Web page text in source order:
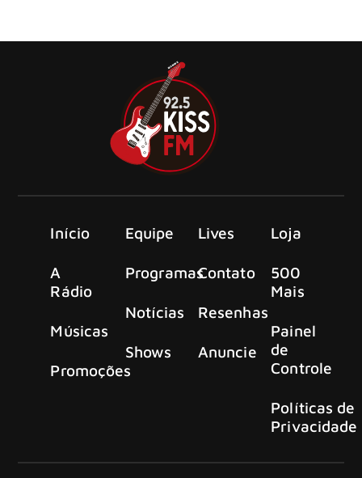
Início
A
Rádio
Músicas
Promoções
Equipe
Programas
Notícias
Shows
Lives
Contato
Resenhas
Anuncie
Loja
500
Mais
Painel
de
Controle
Políticas de
Privacidade